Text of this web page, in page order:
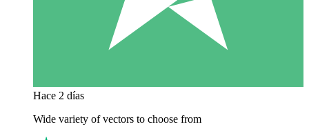
Hace 2 días
Wide variety of vectors to choose from